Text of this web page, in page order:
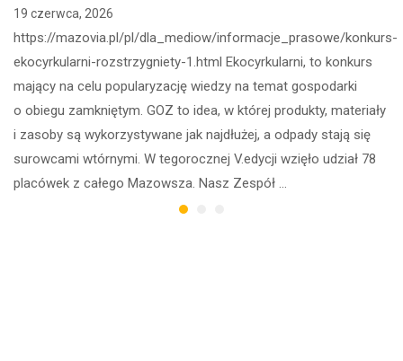
19 czerwca, 2026
https://mazovia.pl/pl/dla_mediow/informacje_prasowe/konkurs-
ekocyrkularni-rozstrzygniety-1.html Ekocyrkularni, to konkurs
mający na celu popularyzację wiedzy na temat gospodarki
o obiegu zamkniętym. GOZ to idea, w której produkty, materiały
i zasoby są wykorzystywane jak najdłużej, a odpady stają się
surowcami wtórnymi. W tegorocznej V.edycji wzięło udział 78
placówek z całego Mazowsza. Nasz Zespół …